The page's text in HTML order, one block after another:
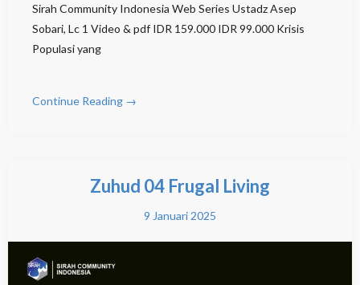
Sirah Community Indonesia Web Series Ustadz Asep
Sobari, Lc 1 Video & pdf IDR 159.000 IDR 99.000 Krisis
Populasi yang
Continue Reading →
Zuhud 04 Frugal Living
9 Januari 2025